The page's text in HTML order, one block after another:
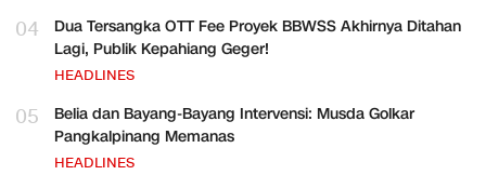
04
Dua Tersangka OTT Fee Proyek BBWSS Akhirnya Ditahan
Lagi, Publik Kepahiang Geger!
HEADLINES
05
Belia dan Bayang-Bayang Intervensi: Musda Golkar
Pangkalpinang Memanas
HEADLINES